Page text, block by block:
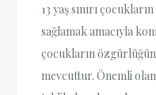
13 yaş sınırı
sağlamak amacıyla
çocukların
mevcuttur. Önemli